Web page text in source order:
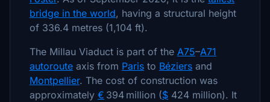
bridge in the world, having a structural height
of 336.4 metres (1,104 ft).
The Millau Viaduct is part of the A75–A71
autoroute axis from Paris to Béziers and
Montpellier. The cost of construction was
approximately € 394 million ($ 424 million). It